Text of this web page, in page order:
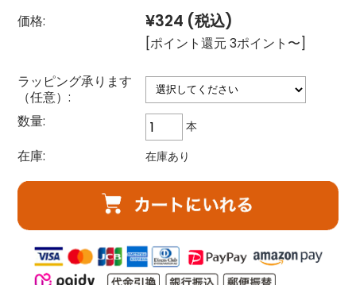
価格: ¥324 (税込)
[ポイント還元 3ポイント〜]
ラッピング承ります
（任意）:
数量:
本
在庫: 在庫あり